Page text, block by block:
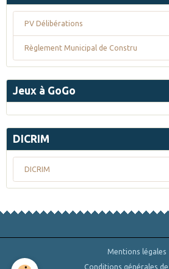
PV Délibérations
Règlement Municipal de Constru
Jeux à GoGo
DICRIM
DICRIM
Mentions légales
Conditions générales